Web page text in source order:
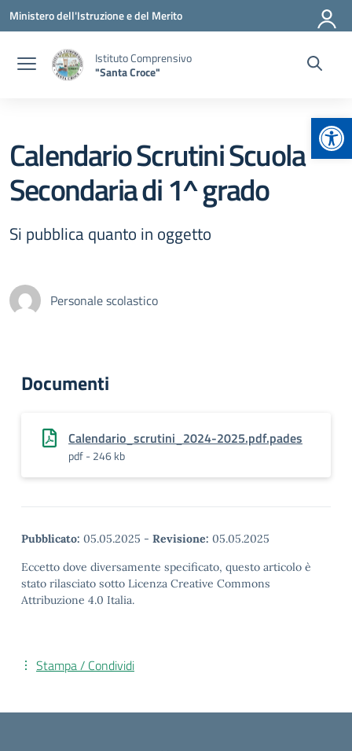
Vai ai contenuti
Vai al menu di navigazione
Vai al footer
Ministero dell'Istruzione e del Merito
Istituto Comprensivo
"Santa Croce"
Calendario Scrutini Scuola
Secondaria di 1^ grado
Si pubblica quanto in oggetto
Personale scolastico
Documenti
Calendario_scrutini_2024-2025.pdf.pades
pdf - 246 kb
Pubblicato: 05.05.2025 - Revisione: 05.05.2025
Eccetto dove diversamente specificato, questo articolo è
stato rilasciato sotto Licenza Creative Commons
Attribuzione 4.0 Italia.
Stampa / Condividi